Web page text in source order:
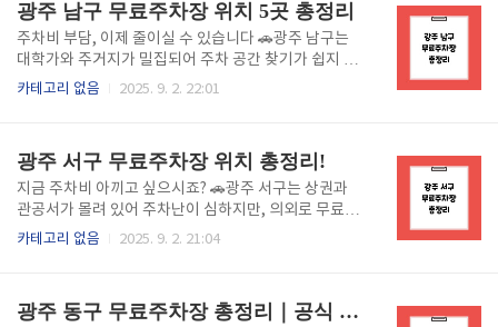
터 방문 시에는 평일 오전 9시부터 오후 6시까지 접수받습니다. 온라인 신
청이 훨씬 빠르고 간편하므로 공인인증서나 간편인증을 미리 준비하세요.
요약: 복지로 온라인 신청이 가장 빠르고 편리합니다 5분 완성 온라인신청
단계별 가이드1단계: 복지로 홈페이지 접속 후 로그인복지..
광주 남구 무료주차장 위치 5곳 총정리
주차비 부담, 이제 줄이실 수 있습니다 🚗광주 남구는
대학가와 주거지가 밀집되어 주차 공간 찾기가 쉽지 않
은데요.다행히 관공서, 공원, 문화시설을 중심으로 무료
주차장위치: 광주 남구 봉선로 1 (봉선동)개방 시간: 평
일 18시 이후, 주말·공휴일 전일 무료특징: 관공서 업무
시간 외 개방으로 주민들이 많이 찾는 곳남구청 무료 개
방 주차장👆️ 2. 문화예술회관 부설 무료주차장위치: 광
주 남구 천변좌로 338 (구동)개방 시간: 공연 없는 날,
카테고리 없음 2025. 9. 2. 22:01
광주 서구 무료주차장 위치 총정리!
지금 주차비 아끼고 싶으시죠? 🚗광주 서구는 상권과
관공서가 몰려 있어 주차난이 심하지만, 의외로 무료주
차장을 잘만 찾으면 부담 없이 이용할 수 있습니다.오늘
동)개방 시간: 평일 18시 이후, 주말·공휴일 전일 무료
카테고리 없음 2025. 9. 2. 21:04
광주 동구 무료주차장 총정리｜공식 주차장 위치·이용시간 안내